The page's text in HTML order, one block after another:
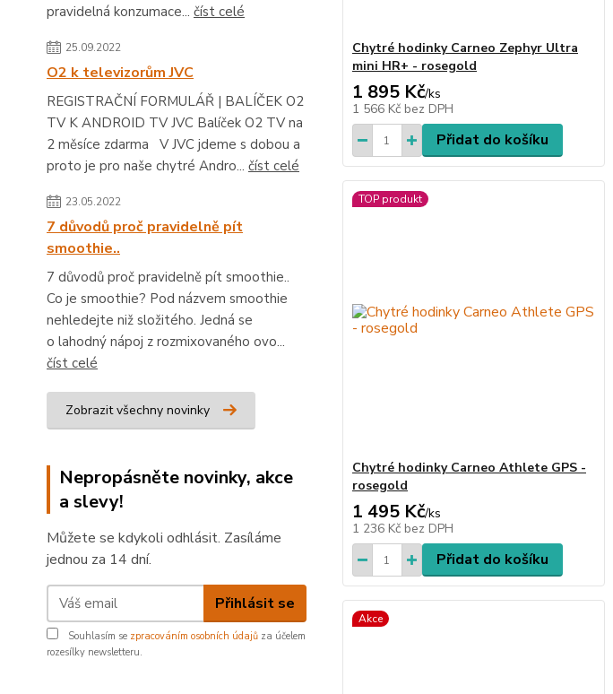
pravidelná konzumace... číst celé
25.09.2022
O2 k televizorům JVC
REGISTRAČNÍ FORMULÁŘ | BALÍČEK O2
TV K ANDROID TV JVC Balíček O2 TV na
2 měsíce zdarma V JVC jdeme s dobou a
proto je pro naše chytré Andro... číst celé
23.05.2022
7 důvodů proč pravidelně pít
smoothie..
7 důvodů proč pravidelně pít smoothie..
Co je smoothie? Pod názvem smoothie
nehledejte niž složitého. Jedná se
o lahodný nápoj z rozmixovaného ovo...
číst celé
Zobrazit všechny novinky
Nepropásněte novinky, akce
a slevy!
Můžete se kdykoli odhlásit. Zasíláme
jednou za 14 dní.
Přihlásit se
Souhlasím se zpracováním osobních údajů za účelem
rozesílky newsletteru.
Chytré hodinky Carneo Zephyr Ultra
mini HR+ - rosegold
1 895 Kč/ks
1 566 Kč bez DPH
Přidat do košíku
TOP produkt
Chytré hodinky Carneo Athlete GPS -
rosegold
1 495 Kč/ks
1 236 Kč bez DPH
Přidat do košíku
Akce